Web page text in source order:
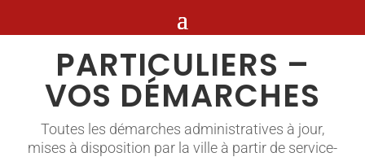
PARTICULIERS –
VOS DÉMARCHES
Toutes les démarches administratives à jour,
mises à disposition par la ville à partir de service-